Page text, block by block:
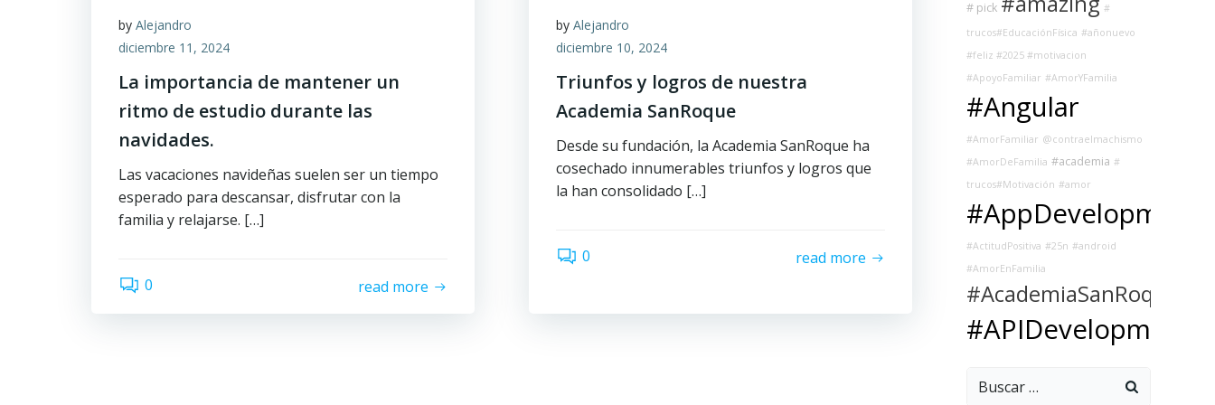
by Alejandro
diciembre 11, 2024
La importancia de mantener un
ritmo de estudio durante las
navidades.
Las vacaciones navideñas suelen ser un tiempo
esperado para descansar, disfrutar con la
familia y relajarse. […]
0 read more
by Alejandro
diciembre 10, 2024
Triunfos y logros de nuestra
Academia SanRoque
Desde su fundación, la Academia SanRoque ha
cosechado innumerables triunfos y logros que
la han consolidado […]
0 read more
# pick
#
trucos#EducaciónFísica #añonuevo
#feliz #2025 #motivacion
#ApoyoFamiliar #AmorYFamilia
#Angular
#AmorFamiliar @contraelmachismo
#AmorDeFamilia #academia #
trucos#Motivación #amor
#AppDevelopment
#ActitudPositiva #25n #android
#AmorEnFamilia
#AcademiaSanRoque
#APIDevelopment
Buscar: